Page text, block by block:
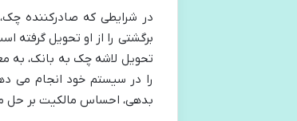
در شرایطی که صادرکننده
برگشتی را از او تحویل گرفته
تحویل لاشه چک به بانک، به
را در سیستم خود انجام می
بدهی، احساس مالکیت بر حل